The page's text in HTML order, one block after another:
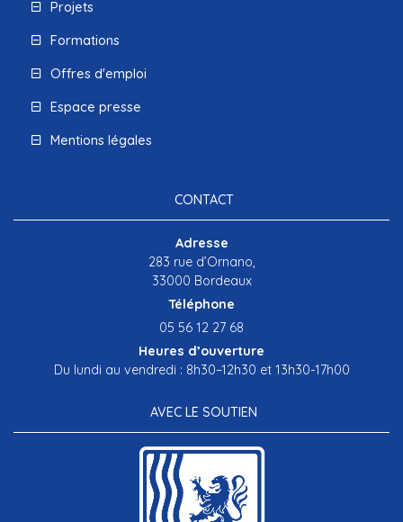
Projets
Formations
Offres d'emploi
Espace presse
Mentions légales
CONTACT
Adresse
283 rue d’Ornano,
33000 Bordeaux
Téléphone
05 56 12 27 68
Heures d’ouverture
Du lundi au vendredi : 8h30–12h30 et 13h30-17h00
AVEC LE SOUTIEN